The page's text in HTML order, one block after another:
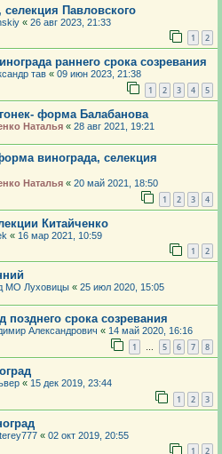
Павловского
« 26 авг 2023, 21:33
1 2
раннего срока созревания
тав « 09 июн 2023, 21:38
1 2 3 4 5
форма Балабанова
Наталья « 28 авг 2021, 19:21
винограда, селекция
Наталья « 20 май 2021, 18:50
1 2 3 4
Китайченко
« 16 мар 2021, 10:59
1 2
МО Луховицы « 25 июл 2020, 15:05
позднего срока созревания
Александрович « 14 май 2020, 16:16
1 … 5 6 7 8
« 15 дек 2019, 23:44
1 2 3
« 02 окт 2019, 20:55
1 2